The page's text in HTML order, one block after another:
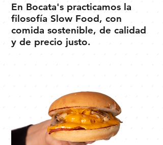
En Bocata's practicamos la
filosofía Slow Food, con
comida sostenible, de calidad
y de precio justo.